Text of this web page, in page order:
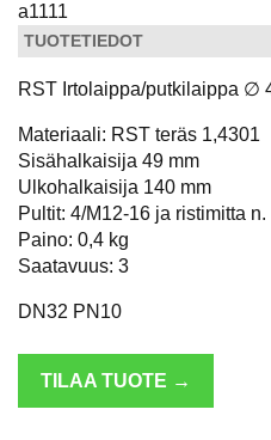
a1111
TUOTETIEDOT
RST Irtolaippa/putkilaippa ∅
Materiaali: RST teräs 1,4301
Sisähalkaisija 49 mm
Ulkohalkaisija 140 mm
Pultit: 4/M12-16 ja ristimitta
Paino: 0,4 kg
Saatavuus: 3
DN32 PN10
TILAA TUOTE →